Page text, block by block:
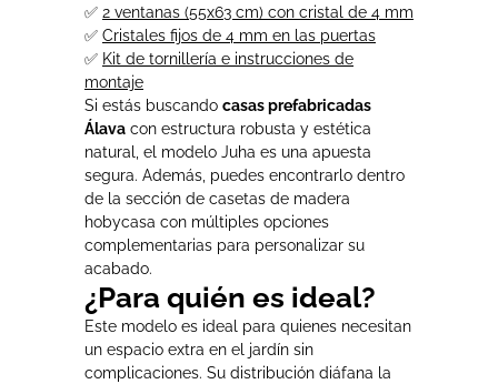
✅ 2 ventanas (55x63 cm) con cristal de 4 mm
✅ Cristales fijos de 4 mm en las puertas
✅ Kit de tornillería e instrucciones de
montaje
Si estás buscando casas prefabricadas
Álava con estructura robusta y estética
natural, el modelo Juha es una apuesta
segura. Además, puedes encontrarlo dentro
de la sección de casetas de madera
hobycasa con múltiples opciones
complementarias para personalizar su
acabado.
¿Para quién es ideal?
Este modelo es ideal para quienes necesitan
un espacio extra en el jardín sin
complicaciones. Su distribución diáfana la